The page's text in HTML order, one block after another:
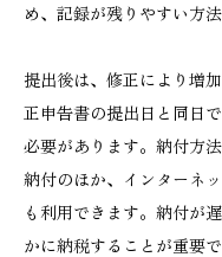
め、記録が残りやすい方法
提出後は、修正により増
正申告書の提出日と同日
必要があります。納付方
納付のほか、インターネ
も利用できます。納付が
かに納税することが重要で